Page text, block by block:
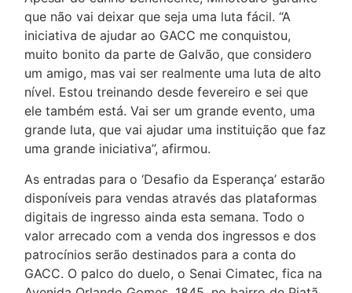
que não vai deixar que seja uma luta fácil. “A
iniciativa de ajudar ao GACC me conquistou,
muito bonito da parte de Galvão, que considero
um amigo, mas vai ser realmente uma luta de alto
nível. Estou treinando desde fevereiro e sei que
ele também está. Vai ser um grande evento, uma
grande luta, que vai ajudar uma instituição que faz
uma grande iniciativa”, afirmou.
As entradas para o ‘Desafio da Esperança’ estarão
disponíveis para vendas através das plataformas
digitais de ingresso ainda esta semana. Todo o
valor arrecado com a venda dos ingressos e dos
patrocínios serão destinados para a conta do
GACC. O palco do duelo, o Senai Cimatec, fica na